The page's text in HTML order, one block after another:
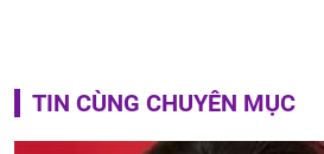
TIN CÙNG CHUYÊN MỤC